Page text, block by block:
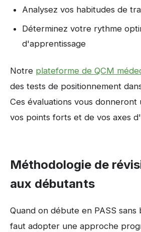
Analysez vos habitudes de
Déterminez votre rythme
d'apprentissage
Notre plateforme de QCM
des tests de positionnement
Ces évaluations vous donneront
vos points forts et de vos axes
Méthodologie de
aux débutants
Quand on débute en PASS sans
faut adopter une approche